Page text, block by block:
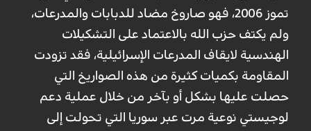
تموز 2006، فهو صاروخ مضاد للدبابات والمدرعات،
ولم يكتف حزب الله بالاعتماد على التشكيلات
الهندسية لايقاف المدرعات الإسرائيلية، فقد تزودت
المقاومة بكميات كثيرة من هذه الصواريخ التي
حصلت عليها بشكل أو بآخر من خلال عملية دعم
لوجيستي نوعية مرت عبر سوريا التي تحولت إلى